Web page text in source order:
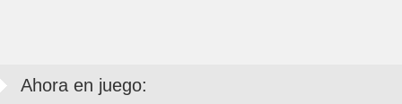
Ahora en juego: